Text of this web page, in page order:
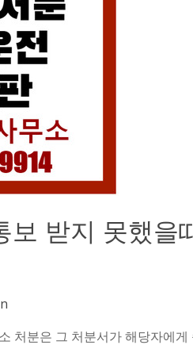
보 받지 못했을
처분은 그 처분서가 해당자에